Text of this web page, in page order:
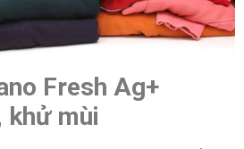
Fresh Ag+
khử mùi